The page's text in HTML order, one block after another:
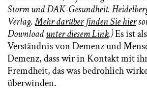
Storm und DAK-Gesundheit.
Verlag.Mehr darüber finden Sie hier
Downloadunter diesem Link.)Es ist
Verständnis von Demenz und
Demenz, dass wir in Kontakt mit
Fremdheit, das was bedrohlich
überwinden.